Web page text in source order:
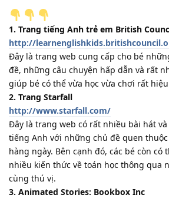
1. Trang tiếng Anh trẻ em British
http://
Đây là trang web cung cấp cho bé
đề, những câu chuyện hấp dẫn và rất
giúp bé có thể vừa học vừa chơi rất
2. Trang Starfall
http://www.starfall.com/
Đây là trang web có rất nhiều bài hát
tiếng Anh với những chủ đề quen
hàng ngày. Bên cạnh đó, các bé còn có
nhiều kiến thức về toán học thông qua
cùng thú vị.
3. Animated Stories: Bookbox Inc